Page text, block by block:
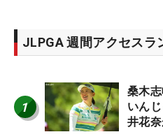
JLPGA 週間アクセスラ
1
桑木
いん
井花